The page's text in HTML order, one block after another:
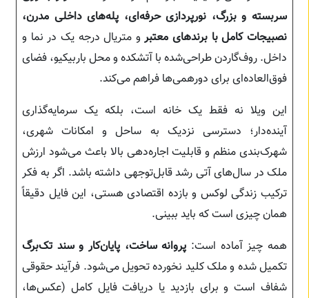
سربسته و بزرگ، نورپردازی حرفه‌ای، پله‌های داخلی مدرن،
نصبیجات کامل با برندهای معتبرو متریال درجه یک در نما و
داخل. روف‌گاردن طراحی‌شده با آتشکده و محل باربیکیو، فضای
فوق‌العاده‌ای برای دورهمی‌ها فراهم می‌کند.
این ویلا نه فقط یک خانه است، بلکه یک سرمایه‌گذاری
آینده‌دار؛ دسترسی نزدیک به ساحل و امکانات شهری،
شهرک‌بندی منظم و قابلیت اجاره‌دهی بالا باعث می‌شود ارزش
ملک در سال‌های آتی رشد قابل‌توجهی داشته باشد. اگر به فکر
ترکیب زندگی لوکس و بازده اقتصادی هستی، این فایل دقیقاً
همان چیزی است که باید ببینی.
همه چیز آماده است: پروانه ساخت، پایان‌کار و سند تک‌برگ
تکمیل شده و ملک کلید نخورده تحویل می‌شود. فرآیند حقوقی
شفاف است و برای بازدید یا دریافت فایل کامل (عکس‌ها،